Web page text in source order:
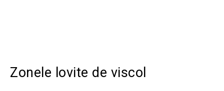
Zonele lovite de viscol